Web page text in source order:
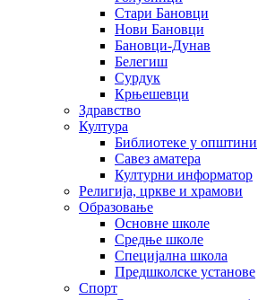
Стари Бановци
Нови Бановци
Бановци-Дунав
Белегиш
Сурдук
Крњешевци
Здравство
Култура
Библиотеке у општини
Савез аматера
Културни информатор
Религија, цркве и храмови
Образовање
Основне школе
Средње школе
Специјална школа
Предшколске установе
Спорт